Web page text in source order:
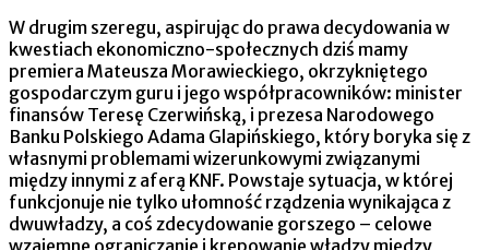
W drugim szeregu, aspirując do prawa decydowania w
kwestiach ekonomiczno-społecznych dziś mamy
premiera Mateusza Morawieckiego, okrzykniętego
gospodarczym guru i jego współpracowników: minister
finansów Teresę Czerwińską, i prezesa Narodowego
Banku Polskiego Adama Glapińskiego, który boryka się z
własnymi problemami wizerunkowymi związanymi
między innymi z aferą KNF. Powstaje sytuacja, w której
funkcjonuje nie tylko ułomność rządzenia wynikająca z
dwuwładzy, a coś zdecydowanie gorszego – celowe
wzajemne ograniczanie i krępowanie władzy między